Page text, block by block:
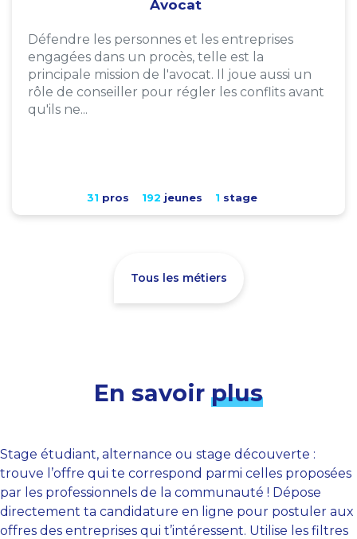
Avocat
Défendre les personnes et les entreprises
engagées dans un procès, telle est la
principale mission de l'avocat. Il joue aussi un
rôle de conseiller pour régler les conflits avant
qu'ils ne...
31 pros 192 jeunes 1 stage
Tous les métiers
En savoir plus
Stage étudiant, alternance ou stage découverte :
trouve l’offre qui te correspond parmi celles proposées
par les professionnels de la communauté ! Dépose
directement ta candidature en ligne pour postuler aux
offres des entreprises qui t’intéressent. Utilise les filtres